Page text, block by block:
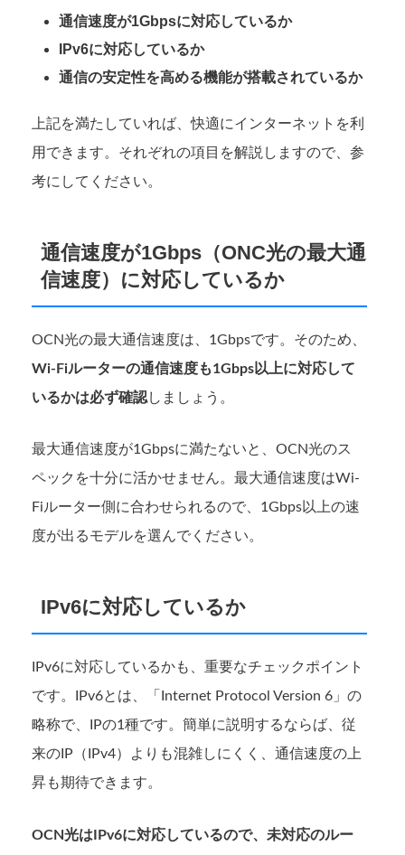
通信速度が1Gbpsに対応しているか
IPv6に対応しているか
通信の安定性を高める機能が搭載されているか
上記を満たしていれば、快適にインターネットを利
用できます。それぞれの項目を解説しますので、参
考にしてください。
通信速度が1Gbps（ONC光の最大通
信速度）に対応しているか
OCN光の最大通信速度は、1Gbpsです。そのため、
Wi-Fiルーターの通信速度も1Gbps以上に対応して
いるかは必ず確認しましょう。
最大通信速度が1Gbpsに満たないと、OCN光のス
ペックを十分に活かせません。最大通信速度はWi-
Fiルーター側に合わせられるので、1Gbps以上の速
度が出るモデルを選んでください。
IPv6に対応しているか
IPv6に対応しているかも、重要なチェックポイント
です。IPv6とは、「Internet Protocol Version 6」の
略称で、IPの1種です。簡単に説明するならば、従
来のIP（IPv4）よりも混雑しにくく、通信速度の上
昇も期待できます。
OCN光はIPv6に対応しているので、未対応のルー